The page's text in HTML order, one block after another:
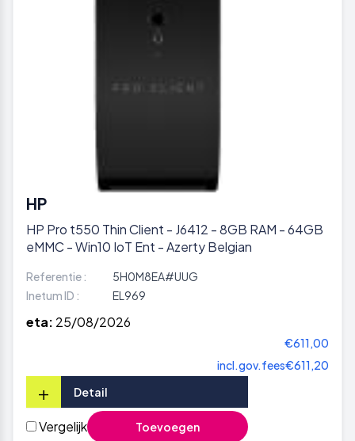
HP
HP Pro t550 Thin Client - J6412 - 8GB RAM - 64GB
eMMC - Win10 IoT Ent - Azerty Belgian
Referentie :
5H0M8EA#UUG
Inetum ID :
EL969
eta: 25/08/2026
€611,00
incl.gov.fees€611,20
+ Detail
Vergelijk Toevoegen